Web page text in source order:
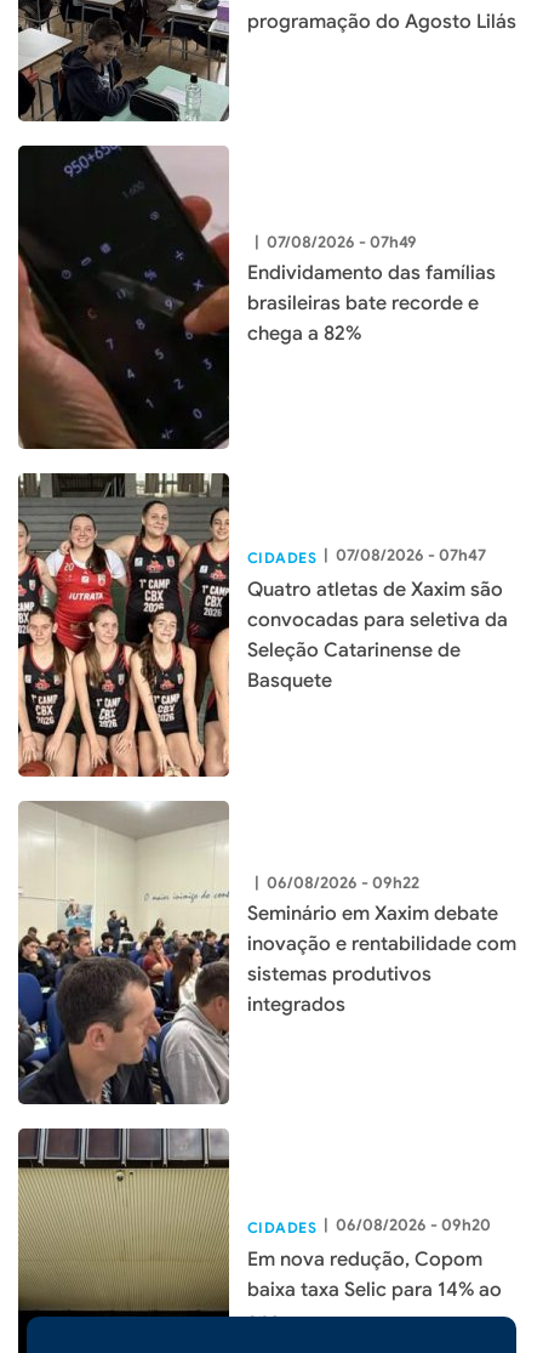
programação do Agosto Lilás
| 07/08/2026 - 07h49
Endividamento das famílias
brasileiras bate recorde e
chega a 82%
CIDADES | 07/08/2026 - 07h47
Quatro atletas de Xaxim são
convocadas para seletiva da
Seleção Catarinense de
Basquete
| 06/08/2026 - 09h22
Seminário em Xaxim debate
inovação e rentabilidade com
sistemas produtivos
integrados
CIDADES | 06/08/2026 - 09h20
Em nova redução, Copom
baixa taxa Selic para 14% ao
ano